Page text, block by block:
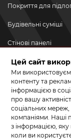
Покриття для
Будівельні суміші
Стінові панелі
Новинки
Акційні товари
Акції/Знижки
Цей сайт
Ми
контенту та
інформацією в
про вашу
соціальних
компаніями. Наші
з інформацією,
коли ви